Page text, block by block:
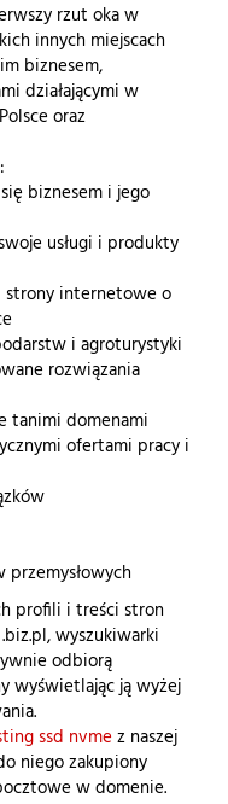
rzut oka w
innych miejscach
biznesem,
działającymi w
oraz
biznesem i jego
usługi i produkty
strony internetowe o
i agroturystyki
rozwiązania
tanimi domenami
ofertami pracy i
profili i treści stron
wyszukiwarki
odbiorą
wyświetlając ją wyżej
ssd nvmez naszej
niego zakupiony
w domenie.